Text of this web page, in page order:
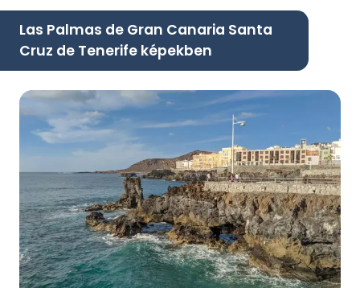
Las Palmas de Gran Canaria Santa
Cruz de Tenerife képekben